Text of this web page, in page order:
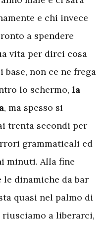
e chi invece
a spendere
vita per dirci cosa
base, non ce ne frega
lo schermo, la
, ma spesso si
trenta secondi per
grammaticali ed
minuti. Alla fine
dinamiche da bar
quasi nel palmo di
riusciamo a liberarci,